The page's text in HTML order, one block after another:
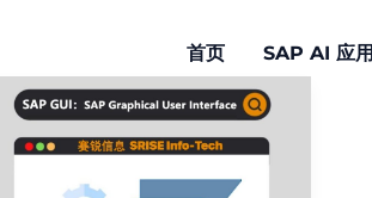
首页 SAP AI 应用
深
入
解